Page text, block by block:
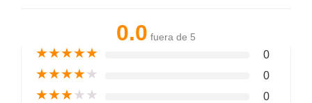
0.0 fuera de 5
★★★★★ 0
★★★★★ 0
★★★★★ 0